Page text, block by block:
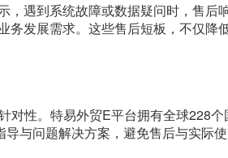
遇到系统故障或数据疑问时，售后
务发展需求。这些售后短板，不仅降
对性。特易外贸E平台拥有全球228
与问题解决方案，避免售后与实际使